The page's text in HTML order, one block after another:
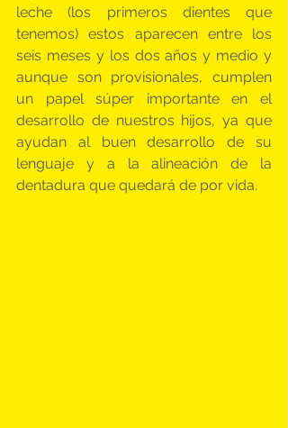
leche (los primeros dientes que
tenemos) estos aparecen entre los
seis meses y los dos años y medio y
aunque son provisionales, cumplen
un papel súper importante en el
desarrollo de nuestros hijos, ya que
ayudan al buen desarrollo de su
lenguaje y a la alineación de la
dentadura que quedará de por vida.